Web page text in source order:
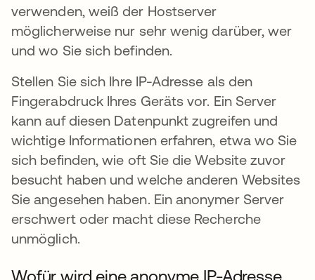
verwenden, weiß der Hostserver
möglicherweise nur sehr wenig darüber, wer
und wo Sie sich befinden.
Stellen Sie sich Ihre IP-Adresse als den
Fingerabdruck Ihres Geräts vor. Ein Server
kann auf diesen Datenpunkt zugreifen und
wichtige Informationen erfahren, etwa wo Sie
sich befinden, wie oft Sie die Website zuvor
besucht haben und welche anderen Websites
Sie angesehen haben. Ein anonymer Server
erschwert oder macht diese Recherche
unmöglich.
Wofür wird eine anonyme IP-Adresse